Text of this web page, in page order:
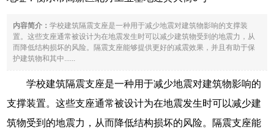
内容简介：学校建筑隔震支座是一种用于减少地震对建筑物影响的支撑装
置。这些支座通常被设计为在地震发生时可以减少建筑物受到的地震力，从
而降低结构损坏的风险。隔震支座能够提供更好的减震效果，并且有助于保
护建筑物和其中......
学校建筑隔震支座是一种用于减少地震对建筑物影响的
支撑装置。这些支座通常被设计为在地震发生时可以减少建
筑物受到的地震力，从而降低结构损坏的风险。隔震支座能